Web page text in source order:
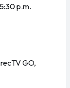
p.m.
GO,